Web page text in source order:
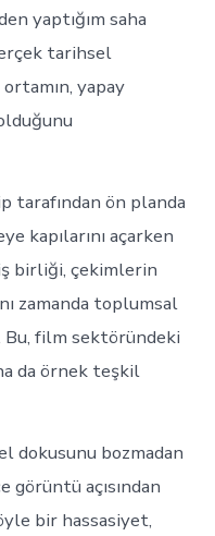
yaptığım saha
tarihsel
yapay
tarafından ön planda
kapılarını açarken
birliği, çekimlerin
zamanda toplumsal
Bu, film sektöründeki
da örnek teşkil
dokusunu bozmadan
görüntü açısından
bir hassasiyet,